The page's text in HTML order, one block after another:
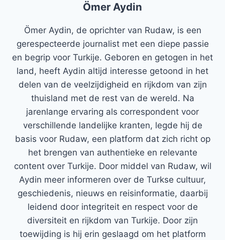
Ömer Aydin
Ömer Aydin, de oprichter van Rudaw, is een
gerespecteerde journalist met een diepe passie
en begrip voor Turkije. Geboren en getogen in het
land, heeft Aydin altijd interesse getoond in het
delen van de veelzijdigheid en rijkdom van zijn
thuisland met de rest van de wereld. Na
jarenlange ervaring als correspondent voor
verschillende landelijke kranten, legde hij de
basis voor Rudaw, een platform dat zich richt op
het brengen van authentieke en relevante
content over Turkije. Door middel van Rudaw, wil
Aydin meer informeren over de Turkse cultuur,
geschiedenis, nieuws en reisinformatie, daarbij
leidend door integriteit en respect voor de
diversiteit en rijkdom van Turkije. Door zijn
toewijding is hij erin geslaagd om het platform